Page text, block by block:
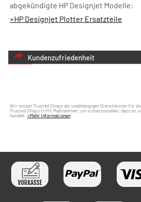
abgekündigte HP Designjet Modelle:
»HP Designjet Plotter Ersatzteile
Kundenzufriedenheit
Wir nutzen Trusted Shops als unabhängigen Dienstleister für
Trusted Shops trifft Maßnahmen, um sicherzustellen, dass es
handelt. »Mehr Informationen